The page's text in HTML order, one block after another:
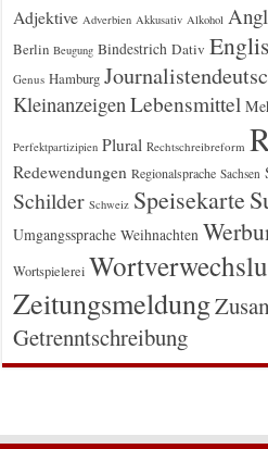
Adjektive Adverbien Akkusativ Alkohol
Berlin Beugung Bindestrich Dativ
Genus Hamburg
Kleinanzeigen Lebensmittel
Perfektpartizipien Plural Rechtschreibreform
Redewendungen Regionalsprache Sachsen
Schilder Schweiz Speisekarte
Umgangssprache Weihnachten
Wortspielerei
Zeitungsmeldung
Getrenntschreibung